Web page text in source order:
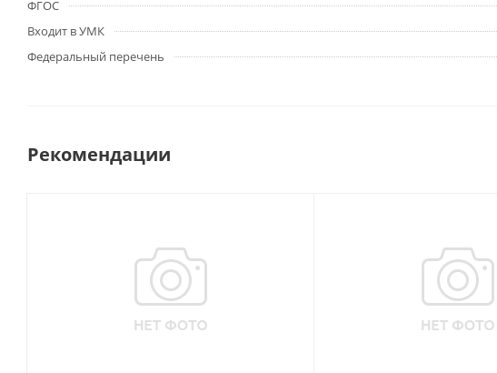
ФГОС
Входит в УМК
Федеральный перечень
Рекомендации